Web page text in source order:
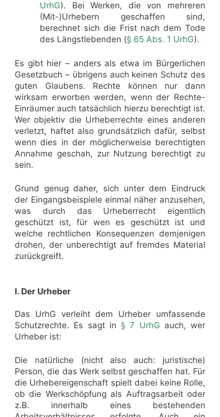
UrhG). Bei Werken, die von mehreren
(Mit-)Urhebern geschaffen sind,
berechnet sich die Frist nach dem Tode
des Längstlebenden (§ 65 Abs. 1 UrhG).
Es gibt hier – anders als etwa im Bürgerlichen
Gesetzbuch – übrigens auch keinen Schutz des
guten Glaubens. Rechte können nur dann
wirksam erworben werden, wenn der Rechte-
Einräumer auch tatsächlich hierzu berechtigt ist.
Wer objektiv die Urheberrechte eines anderen
verletzt, haftet also grundsätzlich dafür, selbst
wenn dies in der möglicherweise berechtigten
Annahme geschah, zur Nutzung berechtigt zu
sein.
Grund genug daher, sich unter dem Eindruck
der Eingangsbeispiele einmal näher anzusehen,
was durch das Urheberrecht eigentlich
geschützt ist, für wen es geschützt ist und
welche rechtlichen Konsequenzen demjenigen
drohen, der unberechtigt auf fremdes Material
zurückgreift.
I. Der Urheber
Das UrhG verleiht dem Urheber umfassende
Schutzrechte. Es sagt in § 7 UrhG auch, wer
Urheber ist:
Die natürliche (nicht also auch: juristische)
Person, die das Werk selbst geschaffen hat. Für
die Urhebereigenschaft spielt dabei keine Rolle,
ob die Werkschöpfung als Auftragsarbeit oder
z.B. innerhalb eines bestehenden